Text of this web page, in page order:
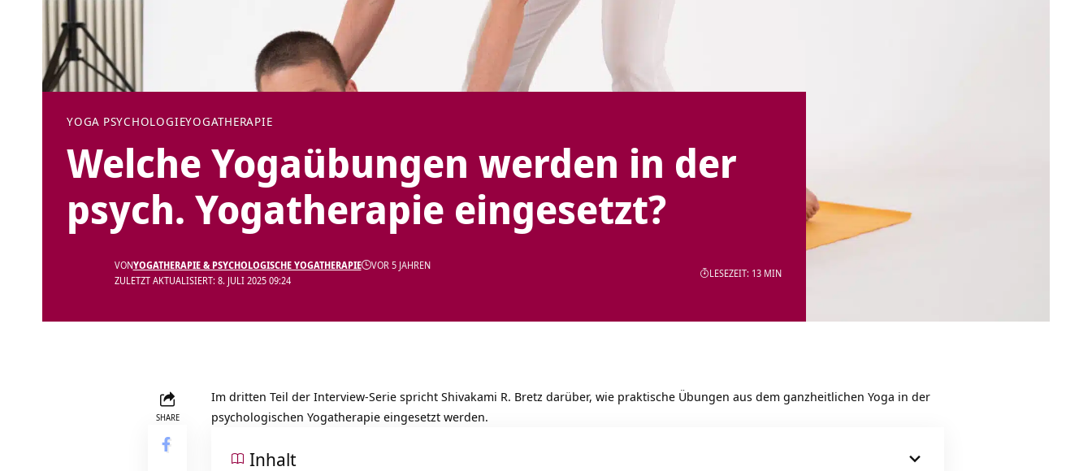
YOGA PSYCHOLOGIEYOGATHERAPIE
Welche Yogaübungen werden in der
psych. Yogatherapie eingesetzt?
ZULETZT AKTUALISIERT: 8. JULI 2025 09:24
VONYOGATHERAPIE & PSYCHOLOGISCHE YOGATHERAPIE VOR 5 JAHREN
LESEZEIT: 13 MIN
SHARE
Im dritten Teil der Interview-Serie spricht Shivakami R. Bretz darüber, wie praktische Übungen aus dem ganzheitlichen Yoga in der
psychologischen Yogatherapie eingesetzt werden.
Inhalt